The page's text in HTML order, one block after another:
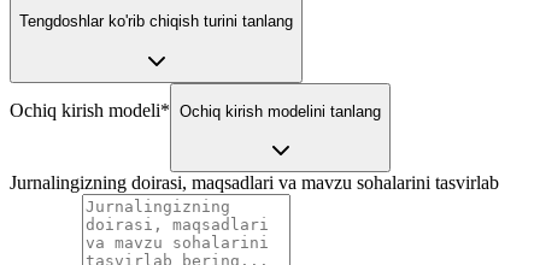
Tengdoshlar ko'rib chiqish turini tanlang
Ochiq kirish modeli* Ochiq kirish modelini tanlang
Jurnalingizning doirasi, maqsadlari va mavzu sohalarini tasvirlab